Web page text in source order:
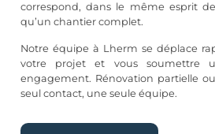
correspond, dans le même esprit
qu’un chantier complet.
Notre équipe à Lherm se déplace
votre projet et vous soumettre
engagement. Rénovation partielle
seul contact, une seule équipe.